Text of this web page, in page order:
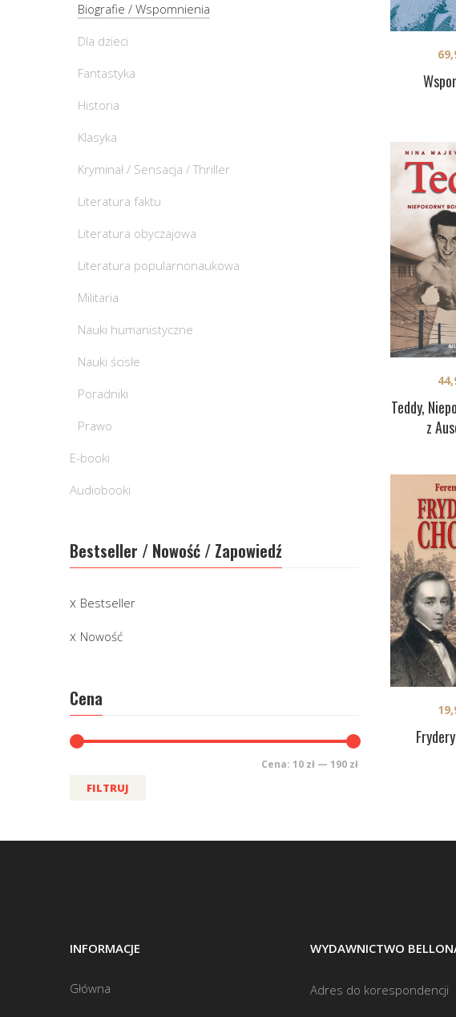
Teddy,
z
Biografie / Wspomnienia
Dla dzieci
Fantastyka
Historia
Klasyka
Kryminał / Sensacja / Thriller
Literatura faktu
Literatura obyczajowa
Literatura popularnonaukowa
Militaria
Nauki humanistyczne
Nauki ścisłe
Poradniki
Prawo
E-booki
Audiobooki
Bestseller / Nowość / Zapowiedź
Bestseller
Nowość
Cena
FILTRUJ
Cena: 10 zł — 190 zł
INFORMACJE
Główna
WYDAWNICTWO
Adres do korespondencji